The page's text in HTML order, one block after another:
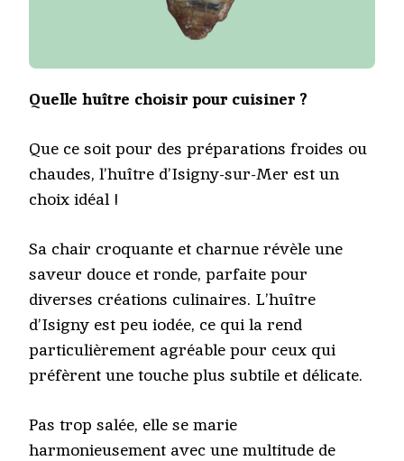
Quelle huître choisir pour cuisiner ?
Que ce soit pour des préparations froides ou
chaudes, l’huître d’Isigny-sur-Mer est un
choix idéal !
Sa chair croquante et charnue révèle une
saveur douce et ronde, parfaite pour
diverses créations culinaires. L’huître
d’Isigny est peu iodée, ce qui la rend
particulièrement agréable pour ceux qui
préfèrent une touche plus subtile et délicate.
Pas trop salée, elle se marie
harmonieusement avec une multitude de